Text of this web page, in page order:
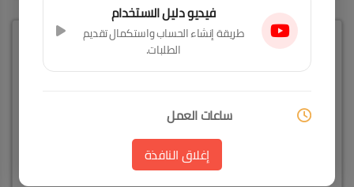
توقيــع الكتــــاب التوثيــقــي "سلطـــان صقـــر
50 عاما مـع الرياضــة الإماراتيــة" فــي نــدوة
02/07/2026
فيديو دليل الاستخدام
طريقة إنشاء الحساب واستكمال تقديم
الطلبات.
ساعات العمل
من السبت إلى الخميس
بتوقيت دولة الإمارات العربية المتحدة
إغلاق النافذة